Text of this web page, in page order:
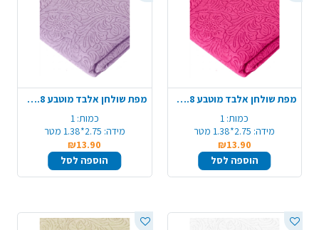
מפת שולחן אלבד מוטבע 1.4X2.8 מ' - ורוד פוקסיה
כמות: 1
מידה: 2.75*1.38 מטר
₪13.90
הוספה לסל
מפת שולחן אלבד מוטבע 1.4X2.8 מ' - סגול לילך
כמות: 1
מידה: 2.75*1.38 מטר
₪13.90
הוספה לסל